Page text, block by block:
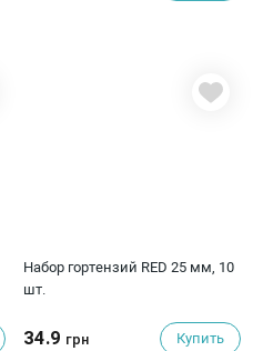
Набор гортензий RED 25 мм, 10
шт.
34.9 грн Купить